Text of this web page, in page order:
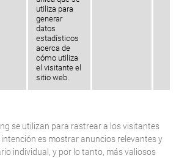
utiliza para
generar
datos
estadísticos
acerca de
cómo utiliza
el visitante el
sitio web.
se utilizan para rastrear a los visitantes
es mostrar anuncios relevantes y
individual, y por lo tanto, más valiosos